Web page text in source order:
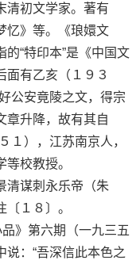
清初文学家。著有
忆》等。《琅嬛文
“特印本”是《中国文
面有乙亥（１９３
公安竟陵之文，得宗
章升降，故有其自
１），江苏南京人，
校教授。
谋刺永乐帝（朱
１８〕。
》第六期（一九三五
：“吾深信此本色之